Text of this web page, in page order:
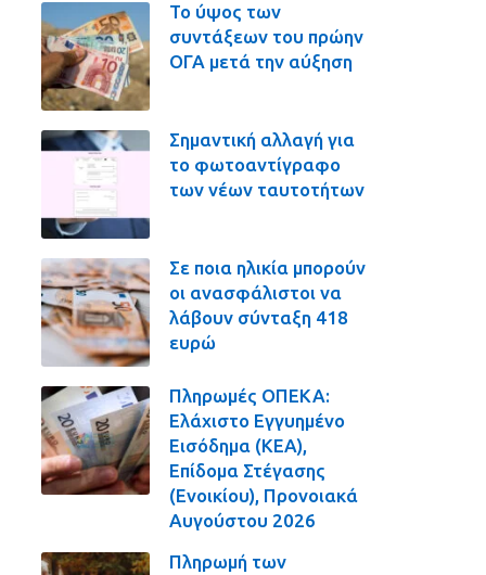
Το ύψος των
συντάξεων του πρώην
ΟΓΑ μετά την αύξηση
Σημαντική αλλαγή για
το φωτοαντίγραφο
των νέων ταυτοτήτων
Σε ποια ηλικία μπορούν
οι ανασφάλιστοι να
λάβουν σύνταξη 418
ευρώ
Πληρωμές ΟΠΕΚΑ:
Ελάχιστο Εγγυημένο
Εισόδημα (ΚΕΑ),
Επίδομα Στέγασης
(Ενοικίου), Προνοιακά
Αυγούστου 2026
Πληρωμή των